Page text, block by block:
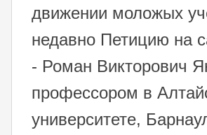
движении моложых
недавно Петицию на
- Роман Викторович
профессором в
университете,